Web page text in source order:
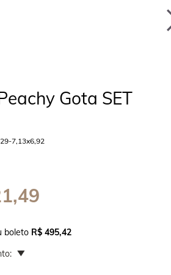
Gota SET
7,13x6,92
boleto R$ 495,42